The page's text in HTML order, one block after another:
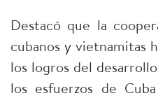
Destacó que la
cubanos y vietnamitas
los logros del
los esfuerzos de